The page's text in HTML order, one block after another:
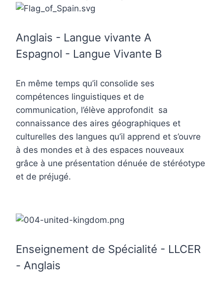
Anglais - Langue vivante A
Espagnol - Langue Vivante B
En même temps qu’il consolide ses
compétences linguistiques et de
communication, l’élève approfondit sa
connaissance des aires géographiques et
culturelles des langues qu’il apprend et s’ouvre
à des mondes et à des espaces nouveaux
grâce à une présentation dénuée de stéréotype
et de préjugé.
Enseignement de Spécialité - LLCER
- Anglais